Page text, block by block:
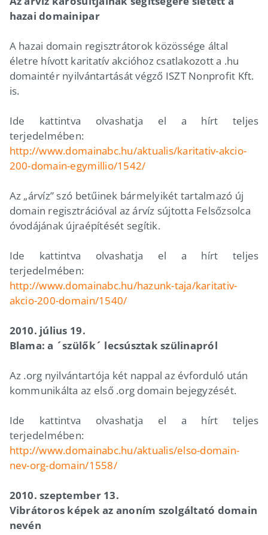
hazai domainipar
A hazai domain regisztrátorok közössége által
életre hívott karitatív akcióhoz csatlakozott a .hu
domaintér nyilvántartását végző ISZT Nonprofit Kft.
is.
Ide kattintva olvashatja el a hírt teljes
terjedelmében:
http://www.domainabc.hu/aktualis/karitativ-akcio-
200-domain-egymillio/1542/
Az „árvíz” szó betűinek bármelyikét tartalmazó új
domain regisztrációval az árvíz sújtotta Felsőzsolca
óvodájának újraépítését segítik.
Ide kattintva olvashatja el a hírt teljes
terjedelmében:
http://www.domainabc.hu/hazunk-taja/karitativ-
akcio-200-domain/1540/
2010. július 19.
Blama: a ´szülők´ lecsúsztak szülinapról
Az .org nyilvántartója két nappal az évforduló után
kommunikálta az első .org domain bejegyzését.
Ide kattintva olvashatja el a hírt teljes
terjedelmében:
http://www.domainabc.hu/aktualis/elso-domain-
nev-org-domain/1558/
2010. szeptember 13.
Vibrátoros képek az anoním szolgáltató domain
nevén